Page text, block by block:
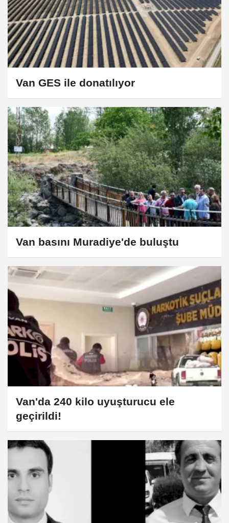
Van GES ile donatılıyor
Van basını Muradiye'de buluştu
Van'da 240 kilo uyuşturucu ele
geçirildi!